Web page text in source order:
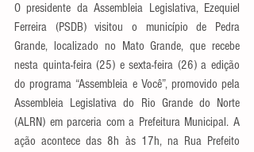
O presidente da Assembleia Legislativa, Ezequiel
Ferreira (PSDB) visitou o município de Pedra
Grande, localizado no Mato Grande, que recebe
nesta quinta-feira (25) e sexta-feira (26) a edição
do programa “Assembleia e Você”, promovido pela
Assembleia Legislativa do Rio Grande do Norte
(ALRN) em parceria com a Prefeitura Municipal. A
ação acontece das 8h às 17h, na Rua Prefeito